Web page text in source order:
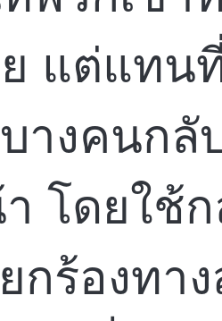
แต่แทน
บางคนก
โดยใช้
ยกร้องท